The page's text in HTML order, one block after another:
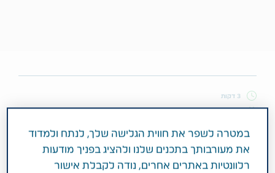
3 דקות
תחומי טיפול
במטרה לשפר את חווית הגלישה שלך, לנתח ולמדוד
את מעורבותך בתכנים שלנו ולהציג בפניך מודעות
רלוונטיות באתרים אחרים, נודה לקבלת אישור